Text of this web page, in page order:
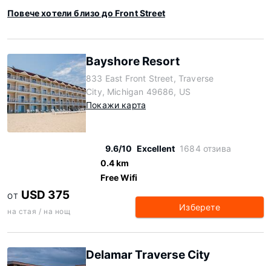
Повече хотели близо до Front Street
Bayshore Resort
833 East Front Street, Traverse
City, Michigan 49686, US
Покажи карта
9.6/10 Excellent 1684 отзива
0.4 km
Free Wifi
ОТ USD 375
на стая / на нощ Изберете
Delamar Traverse City